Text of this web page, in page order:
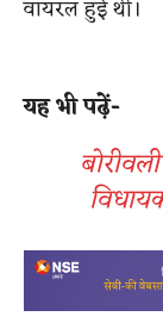
वायरल हुई थी।
यह भी पढ़ें-